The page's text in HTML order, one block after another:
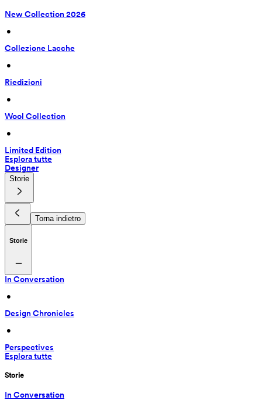
New Collection 2026
•
Collezione Lacche
•
Riedizioni
•
Wool Collection
•
Limited Edition
Esplora tutte
Designer
Storie
Torna indietro
Storie
In Conversation
•
Design Chronicles
•
Perspectives
Esplora tutte
Storie
In Conversation